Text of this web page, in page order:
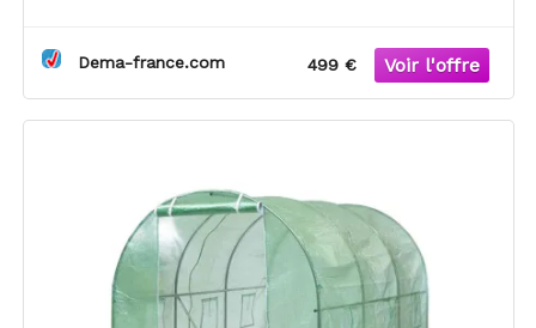
Dema-france.com 499 €